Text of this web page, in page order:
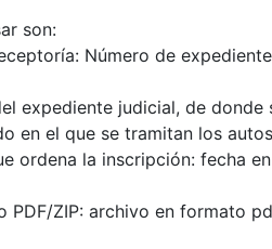
son:
Número de
expediente judicial, de
en el que se tramitan los
ordena la inscripción: fecha
PDF/ZIP: archivo en formato